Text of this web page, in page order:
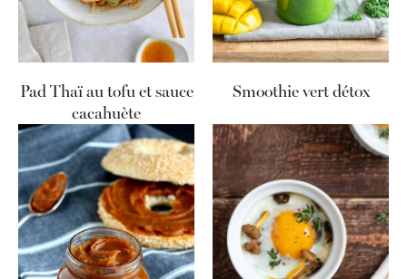
Pad Thaï au tofu et sauce
cacahuète
Smoothie vert détox